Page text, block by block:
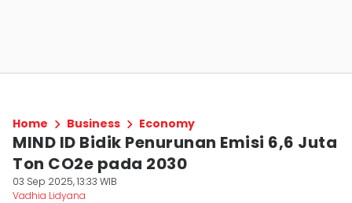
Home Business Economy
MIND ID Bidik Penurunan Emisi 6,6 Juta
Ton CO2e pada 2030
03 Sep 2025, 13:33 WIB
Vadhia Lidyana